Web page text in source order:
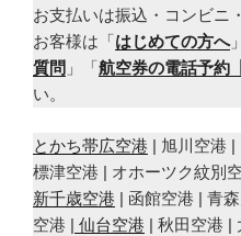
お支払いは振込・コンビニ
お客様は「はじめての方へ
質問 」「航空券の電話予約
い。
とかち帯広空港 | 旭川空港 |
標津空港 | オホーツク紋別
新千歳空港 | 函館空港 | 青
空港 | 仙台空港 | 秋田空港 |